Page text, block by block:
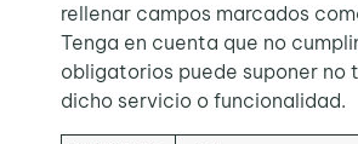
rellenar campos marcados
Tenga en cuenta que no
obligatorios puede suponer no
dicho servicio o funcionalidad.